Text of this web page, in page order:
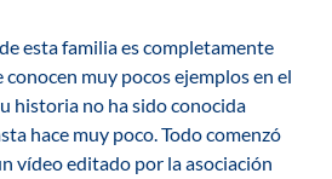
esta familia es completamente
muy pocos ejemplos en el
historia no ha sido conocida
hace muy poco. Todo comenzó
vídeo editado por la asociación